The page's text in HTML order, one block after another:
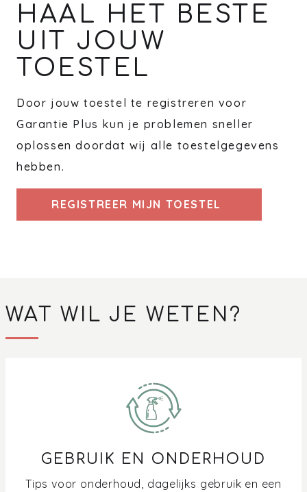
HAAL HET BESTE
UIT JOUW
TOESTEL
Door jouw toestel te registreren voor
Garantie Plus kun je problemen sneller
oplossen doordat wij alle toestelgegevens
hebben.
REGISTREER MIJN TOESTEL
WAT WIL JE WETEN?
GEBRUIK EN ONDERHOUD
Tips voor onderhoud, dagelijks gebruik en een